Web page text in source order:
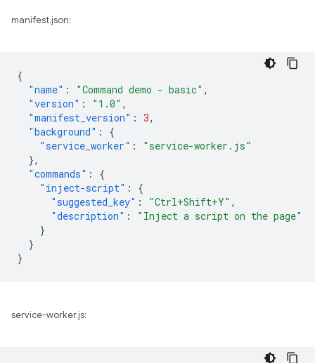
manifest.json:
{
"name" : "Command demo - basic" ,
"version" : "1.0" ,
"manifest_version" : 3,
"background" :
{
"service_worker" :
"service-worker.js"
},
"commands" :
{
"inject-script" :
{
"suggested_key" : "Ctrl+Shift+Y" ,
"description" :
"Inject a script on the page"
}
}
}
service-worker.js: